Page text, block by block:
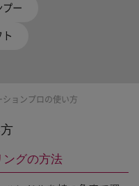
プー
ションプロの使い方
ングの方法